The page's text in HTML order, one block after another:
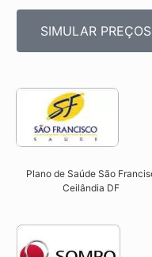
SIMULAR
Plano de Saúde São
Ceilândia DF​